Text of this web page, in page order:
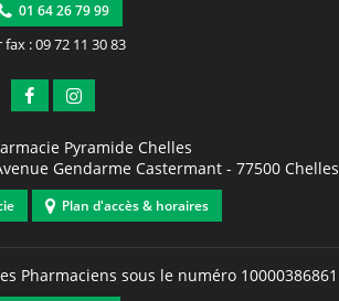
01 64 26 79 99
fax : 09 72 11 30 83
Pyramide Chelles
Gendarme Castermant - 77500 Chelles
Plan d'accès & horaires
Pharmaciens sous le numéro 10000386861